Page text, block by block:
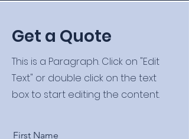
Get a Quote
This is a Paragraph. Click on "Edit
Text" or double click on the text
box to start editing the content.
First Name